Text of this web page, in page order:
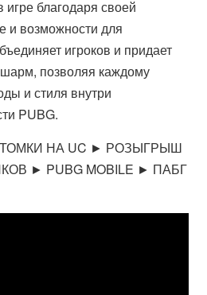
благодаря своей
и возможности для
игроков и придает
позволяя каждому
и стиля внутри
PUBG.
НА UC ► РОЗЫГРЫШ
► PUBG MOBILE ► ПАБГ